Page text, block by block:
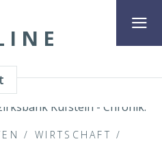
/WIRTSCHAFT /